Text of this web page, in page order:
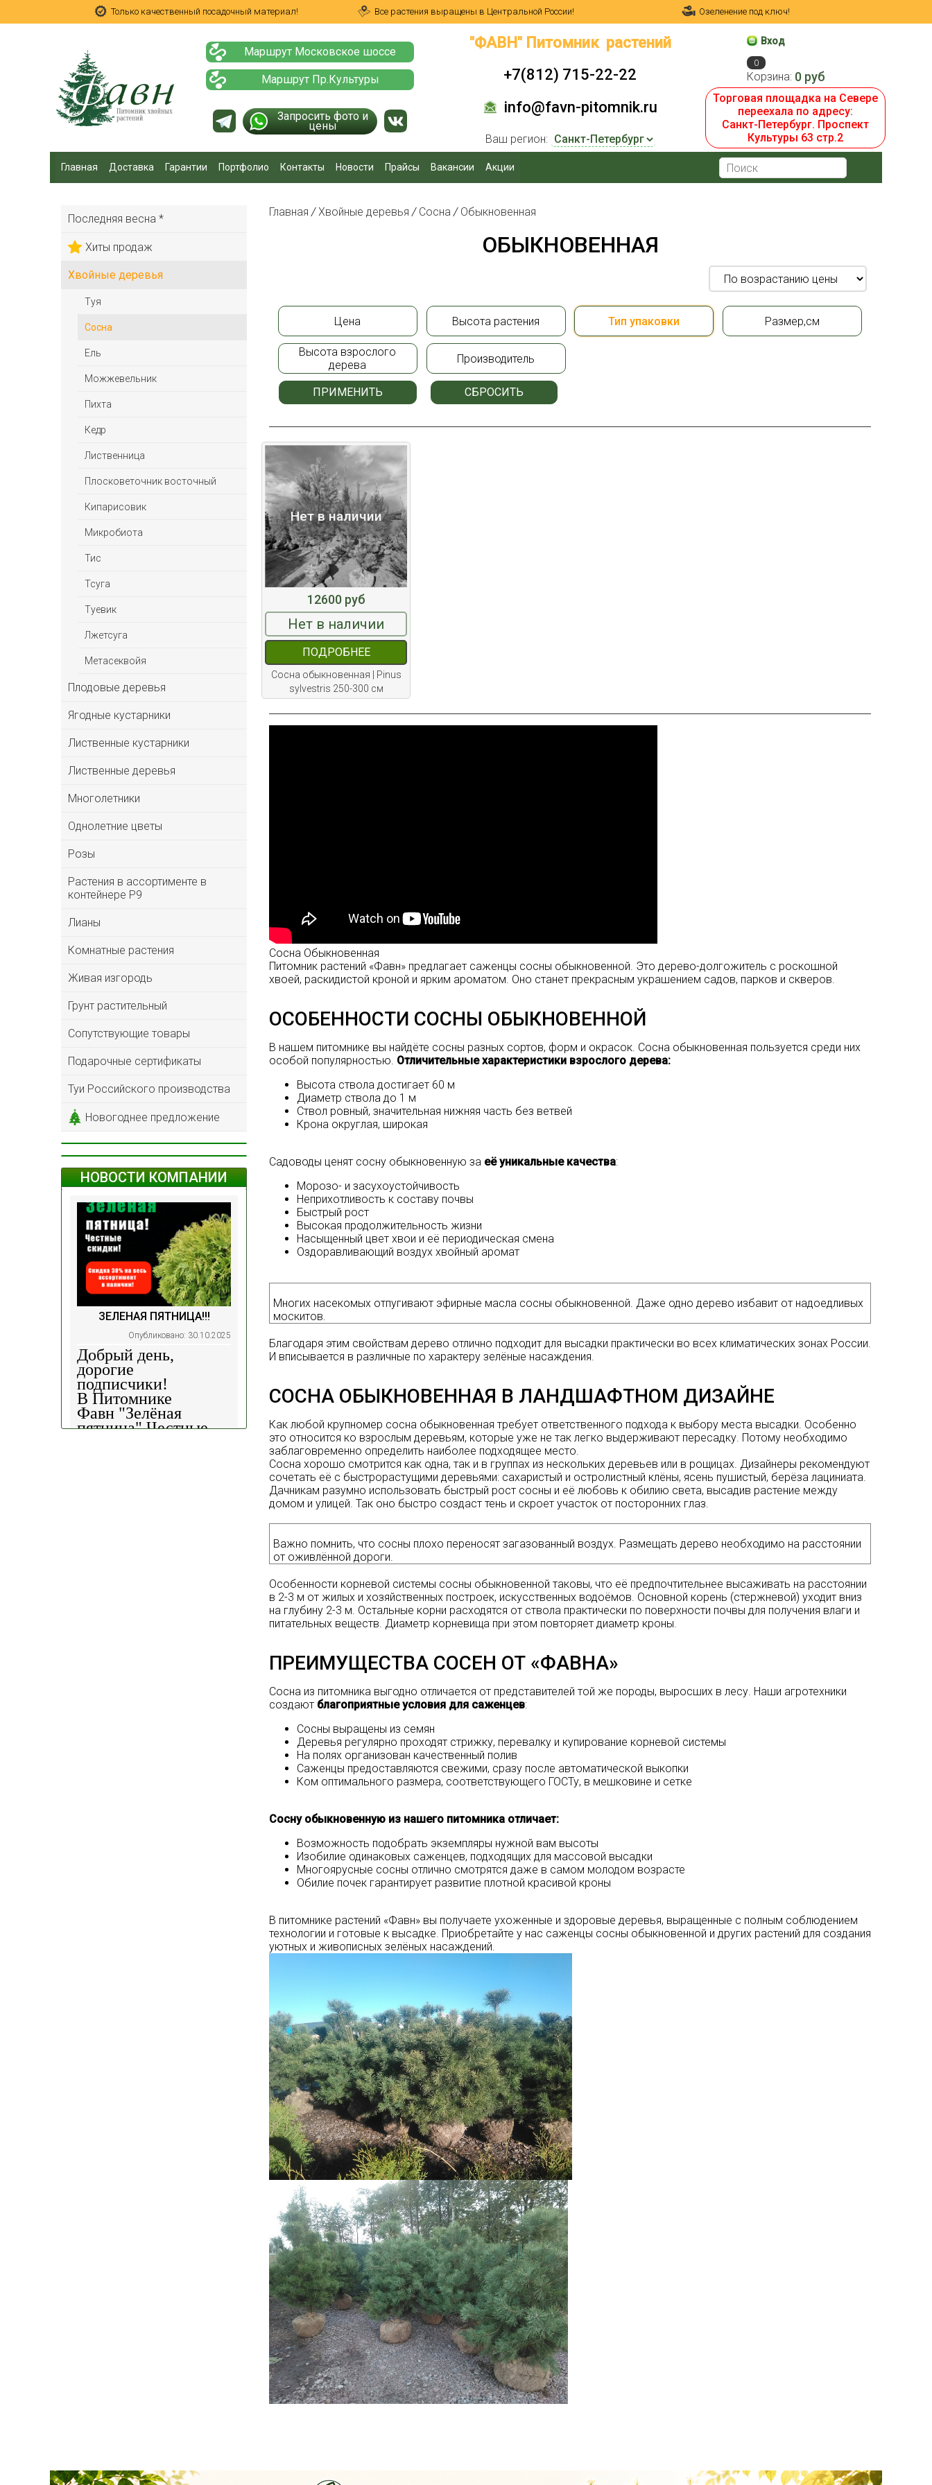
Только качественный посадочный материал! Все растения выращены в Центральной России! Озеленение под ключ!
Маршрут Московское шоссе
Маршрут Пр.Культуры
Запросить фото и
цены
"ФАВН" Питомник растений
+7(812) 715-22-22
info@favn-pitomnik.ru
Ваш регион:
Вход
0
Корзина: 0 руб
Торговая площадка на Севере
переехала по адресу:
Санкт-Петербург. Проспект
Культуры 63 стр.2
Главная Доставка Гарантии Портфолио Контакты Новости Прайсы Вакансии Акции
Последняя весна *
Хиты продаж
Хвойные деревья
Туя
Сосна
Ель
Можжевельник
Пихта
Кедр
Лиственница
Плосковеточник восточный
Кипарисовик
Микробиота
Тис
Тсуга
Туевик
Лжетсуга
Метасеквойя
Плодовые деревья
Ягодные кустарники
Лиственные кустарники
Лиственные деревья
Многолетники
Однолетние цветы
Розы
Растения в ассортименте в
контейнере P9
Лианы
Комнатные растения
Живая изгородь
Грунт растительный
Сопутствующие товары
Подарочные сертификаты
Туи Российского производства
Новогоднее предложение
НОВОСТИ КОМПАНИИ
ЗЕЛЕНАЯ ПЯТНИЦА!!!
Опубликовано: 30.10.2025
Добрый день,
дорогие
подписчики!
В Питомнике
Фавн "Зелёная
пятница".Честные
Главная / Хвойные деревья / Сосна / Обыкновенная
ОБЫКНОВЕННАЯ
Цена Высота растения Тип упаковки Размер,см
Высота взрослого
дерева
Производитель
ПРИМЕНИТЬ СБРОСИТЬ
Нет в наличии
12600 руб
Нет в наличии
ПОДРОБНЕЕ
Сосна обыкновенная | Pinus
sylvestris 250-300 см
Сосна Обыкновенная
Питомник растений «Фавн» предлагает саженцы сосны обыкновенной. Это дерево-долгожитель с роскошной
хвоей, раскидистой кроной и ярким ароматом. Оно станет прекрасным украшением садов, парков и скверов.
ОСОБЕННОСТИ СОСНЫ ОБЫКНОВЕННОЙ
В нашем питомнике вы найдёте сосны разных сортов, форм и окрасок. Сосна обыкновенная пользуется среди них
особой популярностью. Отличительные характеристики взрослого дерева:
Высота ствола достигает 60 м
Диаметр ствола до 1 м
Ствол ровный, значительная нижняя часть без ветвей
Крона округлая, широкая
Садоводы ценят сосну обыкновенную за её уникальные качества:
Морозо- и засухоустойчивость
Неприхотливость к составу почвы
Быстрый рост
Высокая продолжительность жизни
Насыщенный цвет хвои и её периодическая смена
Оздоравливающий воздух хвойный аромат
Многих насекомых отпугивают эфирные масла сосны обыкновенной. Даже одно дерево избавит от надоедливых
москитов.
Благодаря этим свойствам дерево отлично подходит для высадки практически во всех климатических зонах России.
И вписывается в различные по характеру зелёные насаждения.
СОСНА ОБЫКНОВЕННАЯ В ЛАНДШАФТНОМ ДИЗАЙНЕ
Как любой крупномер сосна обыкновенная требует ответственного подхода к выбору места высадки. Особенно
это относится ко взрослым деревьям, которые уже не так легко выдерживают пересадку. Потому необходимо
заблаговременно определить наиболее подходящее место.
Сосна хорошо смотрится как одна, так и в группах из нескольких деревьев или в рощицах. Дизайнеры рекомендуют
сочетать её с быстрорастущими деревьями: сахаристый и остролистный клёны, ясень пушистый, берёза лациниата.
Дачникам разумно использовать быстрый рост сосны и её любовь к обилию света, высадив растение между
домом и улицей. Так оно быстро создаст тень и скроет участок от посторонних глаз.
Важно помнить, что сосны плохо переносят загазованный воздух. Размещать дерево необходимо на расстоянии
от оживлённой дороги.
Особенности корневой системы сосны обыкновенной таковы, что её предпочтительнее высаживать на расстоянии
в 2-3 м от жилых и хозяйственных построек, искусственных водоёмов. Основной корень (стержневой) уходит вниз
на глубину 2-3 м. Остальные корни расходятся от ствола практически по поверхности почвы для получения влаги и
питательных веществ. Диаметр корневища при этом повторяет диаметр кроны.
ПРЕИМУЩЕСТВА СОСЕН ОТ «ФАВНА»
Сосна из питомника выгодно отличается от представителей той же породы, выросших в лесу. Наши агротехники
создают благоприятные условия для саженцев:
Сосны выращены из семян
Деревья регулярно проходят стрижку, перевалку и купирование корневой системы
На полях организован качественный полив
Саженцы предоставляются свежими, сразу после автоматической выкопки
Ком оптимального размера, соответствующего ГОСТу, в мешковине и сетке
Сосну обыкновенную из нашего питомника отличает:
Возможность подобрать экземпляры нужной вам высоты
Изобилие одинаковых саженцев, подходящих для массовой высадки
Многоярусные сосны отлично смотрятся даже в самом молодом возрасте
Обилие почек гарантирует развитие плотной красивой кроны
В питомнике растений «Фавн» вы получаете ухоженные и здоровые деревья, выращенные с полным соблюдением
технологии и готовые к высадке. Приобретайте у нас саженцы сосны обыкновенной и других растений для создания
уютных и живописных зелёных насаждений.